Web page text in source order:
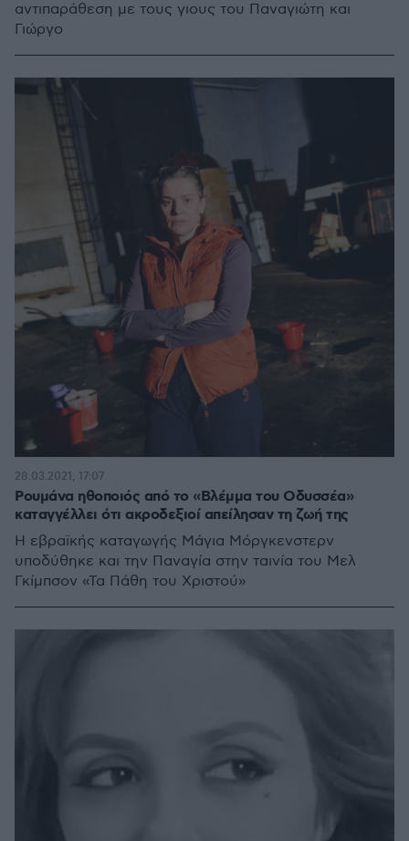
αντιπαράθεση με τους γιους του Παναγιώτη και
Γιώργο
Ρουμάνα ηθοποιός από το «Βλέμμα του Οδυσσέα»
καταγγέλλει ότι ακροδεξιοί απείλησαν τη ζωή της
Η εβραϊκής καταγωγής Μάγια Μόργκενστερν
υποδύθηκε και την Παναγία στην ταινία του Μελ
Γκίμπσον «Τα Πάθη του Χριστού»
28.03.2021, 17:07